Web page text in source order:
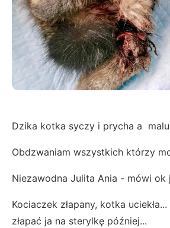
Dzika kotka syczy i prycha a
Obdzwaniam wszystkich którzy
Niezawodna Julita Ania - mówi ok
Kociaczek złapany, kotka
złapać ja na sterylkę później...